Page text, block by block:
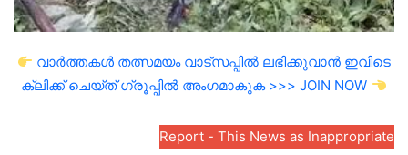
വാർത്തകൾ തത്സമയം വാട്സപ്പിൽ ലഭിക്കുവാൻ ഇവിടെ
ക്ലിക്ക് ചെയ്ത് ഗ്രൂപ്പിൽ അംഗമാകുക >>> JOIN NOW
Report - This News as Inappropriate